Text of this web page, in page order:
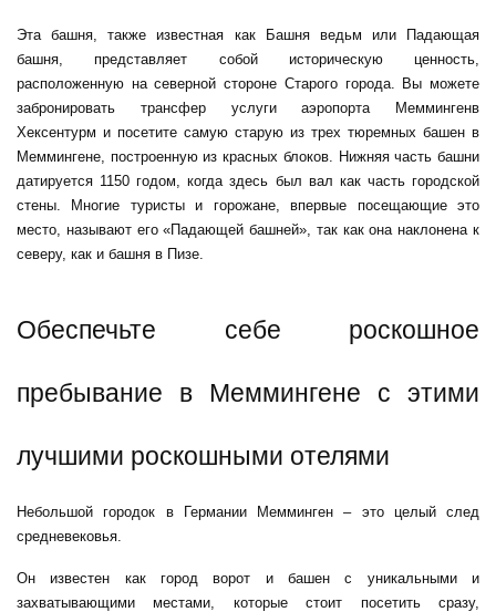
Эта башня, также известная как Башня ведьм или Падающая
башня, представляет собой историческую ценность,
расположенную на северной стороне Старого города. Вы можете
забронировать трансфер услуги аэропорта Меммингенв
Хексентурм и посетите самую старую из трех тюремных башен в
Меммингене, построенную из красных блоков. Нижняя часть башни
датируется 1150 годом, когда здесь был вал как часть городской
стены. Многие туристы и горожане, впервые посещающие это
место, называют его «Падающей башней», так как она наклонена к
северу, как и башня в Пизе.
Обеспечьте себе роскошное
пребывание в Меммингене с этими
лучшими роскошными отелями
Небольшой городок в Германии Мемминген – это целый след
средневековья.
Он известен как город ворот и башен с уникальными и
захватывающими местами, которые стоит посетить сразу,